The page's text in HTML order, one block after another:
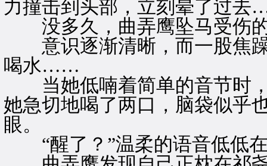
力撞击到头部，立刻晕了过
没多久，曲弄鹰坠马受伤的
意识逐渐清晰，而一股焦躁
喝水……
当她低喃着简单的音节时，
她急切地喝了两口，脑袋似
眼。
“醒了？”温柔的语音低低